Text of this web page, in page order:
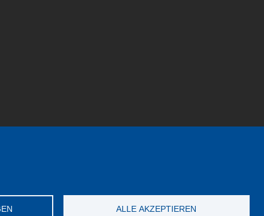
ALLE AKZEPTIEREN